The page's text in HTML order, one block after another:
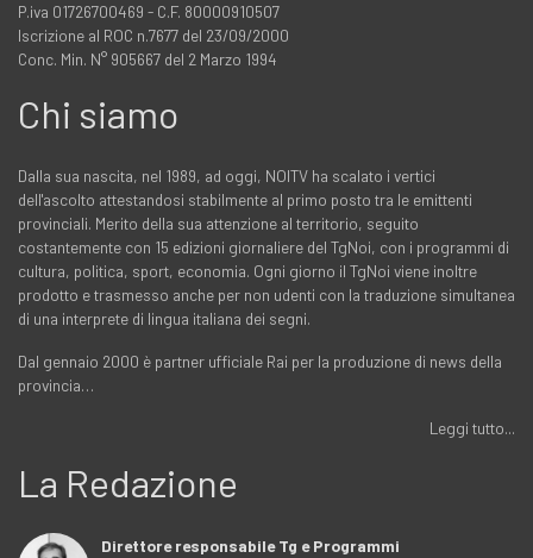
P.iva 01726700469 - C.F. 80000910507
Iscrizione al ROC n.7677 del 23/09/2000
Conc. Min. N° 905667 del 2 Marzo 1994
Chi siamo
Dalla sua nascita, nel 1989, ad oggi, NOITV ha scalato i vertici
dell'ascolto attestandosi stabilmente al primo posto tra le emittenti
provinciali. Merito della sua attenzione al territorio, seguito
costantemente con 15 edizioni giornaliere del TgNoi, con i programmi di
cultura, politica, sport, economia. Ogni giorno il TgNoi viene inoltre
prodotto e trasmesso anche per non udenti con la traduzione simultanea
di una interprete di lingua italiana dei segni.
Dal gennaio 2000 è partner ufficiale Rai per la produzione di news della
provincia…
Leggi tutto...
La Redazione
Direttore responsabile Tg e Programmi